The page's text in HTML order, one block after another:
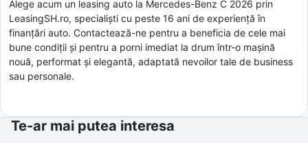
Alege acum un leasing auto la Mercedes-Benz C 2026 prin
LeasingSH.ro, specialiști cu peste 16 ani de experiență în
finanțări auto. Contactează-ne pentru a beneficia de cele mai
bune condiții și pentru a porni imediat la drum într-o mașină
nouă, performat și elegantă, adaptată nevoilor tale de business
sau personale.
Te-ar mai putea interesa